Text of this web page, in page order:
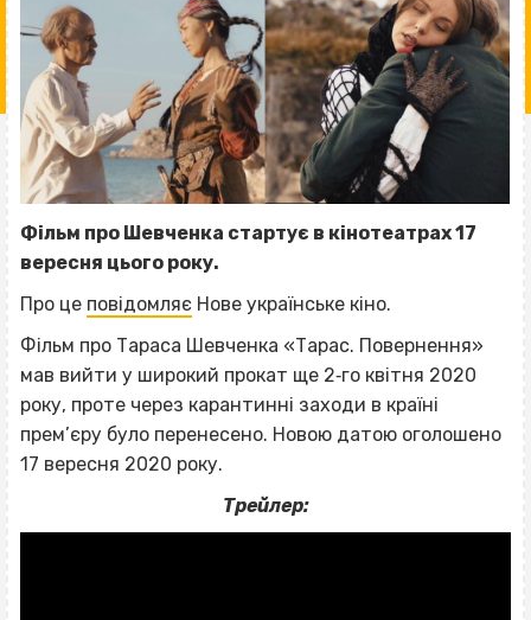
Фільм про Шевченка стартує в кінотеатрах 17
вересня цього року.
Про це повідомляє Нове українське кіно.
Фільм про Тараса Шевченка «Тарас. Повернення»
мав вийти у широкий прокат ще 2‐го квітня 2020
року, проте через карантинні заходи в країні
прем’єру було перенесено. Новою датою оголошено
17 вересня 2020 року.
Трейлер: